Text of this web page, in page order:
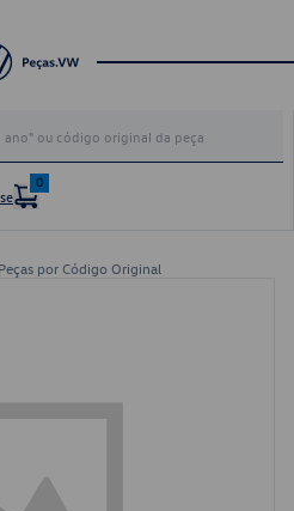
0
Peças por Código Original